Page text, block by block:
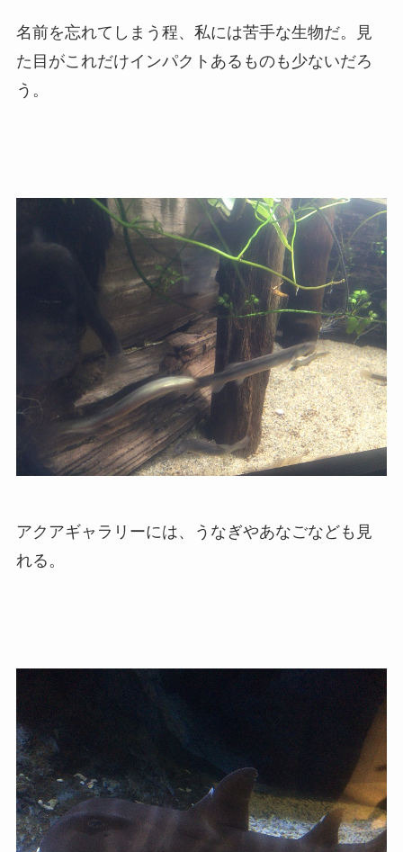
名前を忘れてしまう程、私には苦手な生物だ。見
た目がこれだけインパクトあるものも少ないだろ
う。
アクアギャラリーには、うなぎやあなごなども見
れる。